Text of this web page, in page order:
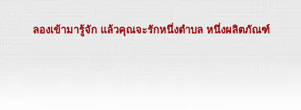
ลองเข้ามารู้จัก แล้วคุณจะรักหนึ่งตำบล หนึ่งผลิตภัณฑ์